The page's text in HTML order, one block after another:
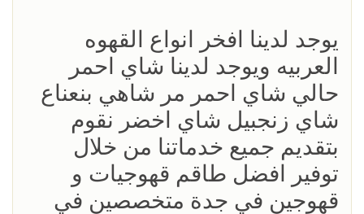
يوجد لدينا افخر انواع القهوه
العربيه ويوجد لدينا شاي احمر
حالي شاي احمر مر شاهي بنعناع
شاي زنجبيل شاي اخضر نقوم
بتقديم جميع خدماتنا من خلال
توفير افضل طاقم قهوجيات و
قهوجين في جدة متخصصين في